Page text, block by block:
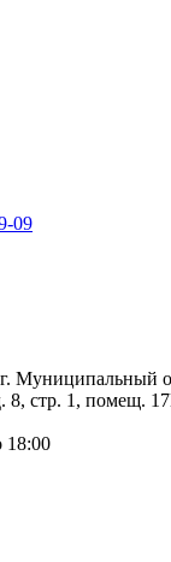
09
Муниципальный
8, стр. 1, помещ.
18:00